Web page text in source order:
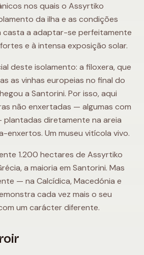
nos quais o Assyrtiko
da ilha e as condições
casta a adaptar-se perfeitamente
e à intensa exposição solar.
deste isolamento: a filoxera, que
as vinhas europeias no final do
a Santorini. Por isso, aqui
não enxertadas — algumas com
plantadas diretamente na areia
enxertos. Um museu vitícola vivo.
1.200 hectares de Assyrtiko
a maioria em Santorini. Mas
— na Calcídica, Macedónia e
cada vez mais o seu
um carácter diferente.